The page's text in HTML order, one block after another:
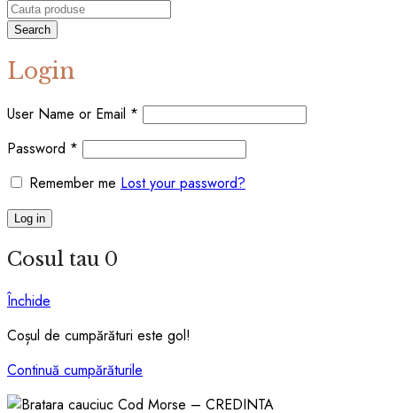
Search
Login
User Name or Email *
Password *
Remember me Lost your password?
Log in
Cosul tau 0
Închide
Coșul de cumpărături este gol!
Continuă cumpărăturile